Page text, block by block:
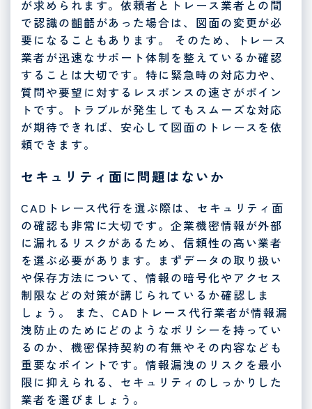
が求められます。依頼者とトレース業者との間
で認識の齟齬があった場合は、図面の変更が必
要になることもあります。 そのため、トレース
業者が迅速なサポート体制を整えているか確認
することは大切です。特に緊急時の対応力や、
質問や要望に対するレスポンスの速さがポイン
トです。トラブルが発生してもスムーズな対応
が期待できれば、安心して図面のトレースを依
頼できます。
セキュリティ面に問題はないか
CADトレース代行を選ぶ際は、セキュリティ面
の確認も非常に大切です。企業機密情報が外部
に漏れるリスクがあるため、信頼性の高い業者
を選ぶ必要があります。まずデータの取り扱い
や保存方法について、情報の暗号化やアクセス
制限などの対策が講じられているか確認しま
しょう。 また、CADトレース代行業者が情報漏
洩防止のためにどのようなポリシーを持ってい
るのか、機密保持契約の有無やその内容なども
重要なポイントです。情報漏洩のリスクを最小
限に抑えられる、セキュリティのしっかりした
業者を選びましょう。